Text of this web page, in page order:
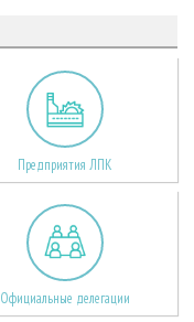
Предприятия ЛПК
Официальные делегации